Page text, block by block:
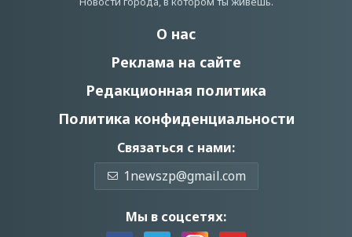
О нас
Реклама на сайте
Редакционная политика
Политика конфиденциальности
Связаться с нами:
1newszp@gmail.com
Мы в соцсетях: